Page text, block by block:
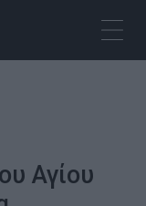
Αγίου